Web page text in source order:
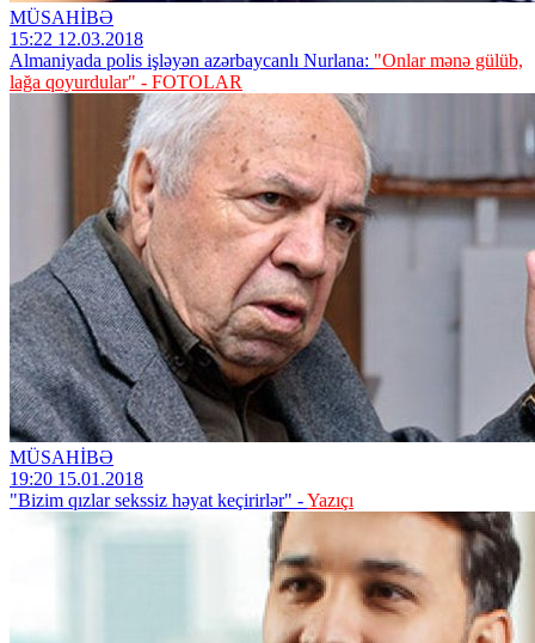
MÜSAHİBƏ
15:22 12.03.2018
Almaniyada polis işləyən azərbaycanlı Nurlana: "Onlar mənə gülüb,
lağa qoyurdular" - FOTOLAR
MÜSAHİBƏ
19:20 15.01.2018
"Bizim qızlar sekssiz həyat keçirirlər" -Yazıçı